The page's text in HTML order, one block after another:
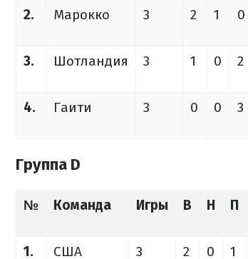
2. Марокко 3 2 1 0
3. Шотландия 3 1 0 2
4. Гаити 3 0 0 3
Группа D
№ Команда Игры В Н П
1. США 3 2 0 1